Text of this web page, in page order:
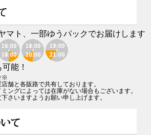
マト、一部ゆうパックでお届けします
能！
※
舗と各販路で共有しております。
ングによっては在庫がない場合もございます。
さいますようお願い申し上げます。